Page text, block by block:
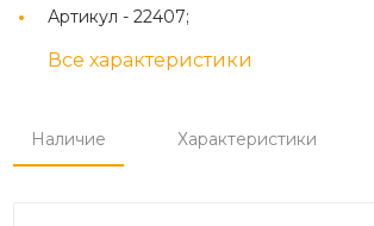
Артикул - 22407;
Все характеристики
Наличие Характеристики